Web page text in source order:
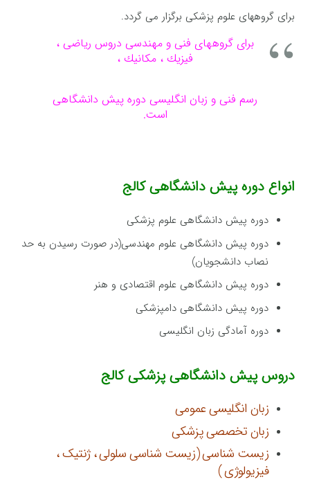
برای گروههای علوم پزشكی برگزار می گردد.
برای گروههای فنی و مهندسی دروس ریاضی ،
فیزیك ، مكانیك ،
رسم فنی و زبان انگلیسی دوره پیش دانشگاهی
است.
انواع دوره پیش دانشگاهی کالج
دوره پیش دانشگاهی علوم پزشكی
دوره پیش دانشگاهی علوم مهندسی(در صورت رسیدن به حد
نصاب دانشجویان)
دوره پیش دانشگاهی علوم اقتصادی و هنر
دوره پیش دانشگاهی دامپزشكی
دوره آمادگی زبان انگلیسی
دروس پیش دانشگاهی پزشکی کالج
زبان انگلیسی عمومی
زبان تخصصی پزشکی
زیست شناسی (زیست شناسی سلولی ، ژنتیک ،
فیزیولوژی )